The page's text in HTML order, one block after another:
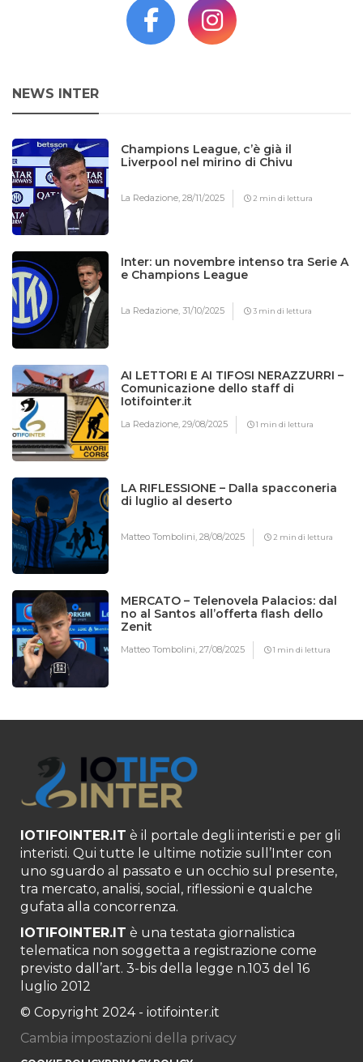
NEWS INTER
Champions League, c’è già il
Liverpool nel mirino di Chivu
La Redazione,28/11/2025 2 min di lettura
Inter: un novembre intenso tra Serie A
e Champions League
La Redazione,31/10/2025 3 min di lettura
AI LETTORI E AI TIFOSI NERAZZURRI –
Comunicazione dello staff di
Iotifointer.it
La Redazione,29/08/2025 1 min di lettura
LA RIFLESSIONE – Dalla spacconeria
di luglio al deserto
Matteo Tombolini,28/08/2025 2 min di lettura
MERCATO – Telenovela Palacios: dal
no al Santos all’offerta flash dello
Zenit
Matteo Tombolini,27/08/2025 1 min di lettura
IOTIFOINTER.IT è il portale degli interisti e per gli
interisti. Qui tutte le ultime notizie sull’Inter con
uno sguardo al passato e un occhio sul presente,
tra mercato, analisi, social, riflessioni e qualche
gufata alla concorrenza.
IOTIFOINTER.IT è una testata giornalistica
telematica non soggetta a registrazione come
previsto dall’art. 3-bis della legge n.103 del 16
luglio 2012
© Copyright 2024 - iotifointer.it
Cambia impostazioni della privacy